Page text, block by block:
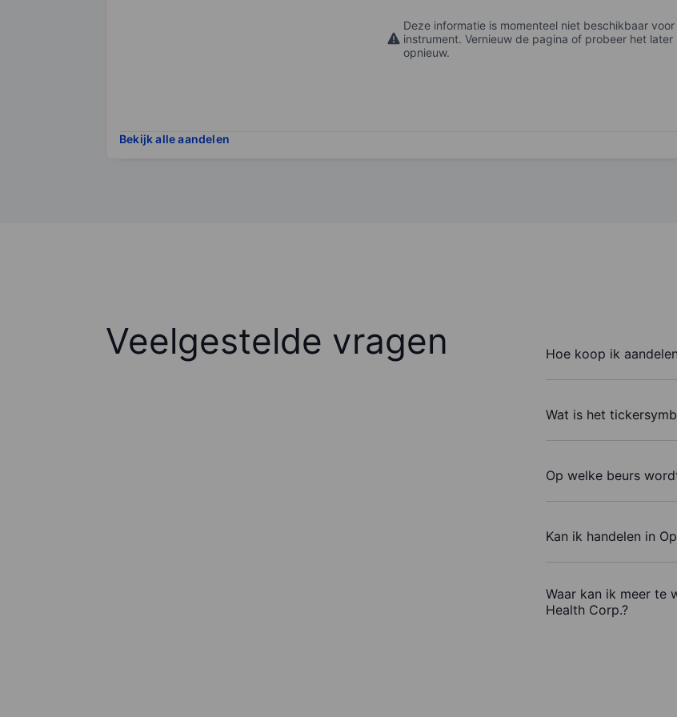
Deze informatie is momenteel niet beschikbaar
instrument. Vernieuw de pagina of probeer het later
opnieuw.
Bekijk alle aandelen
Veelgestelde vragen Hoe koop ik
Wat is het
Op welke beurs
Kan ik handelen in
Waar kan ik meer te
Health Corp.?